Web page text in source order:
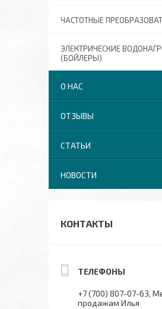
ЧАСТОТНЫЕ
ЭЛЕКТРИЧЕСКИЕ
(БОЙЛЕРЫ)
О НАС
ОТЗЫВЫ
СТАТЬИ
НОВОСТИ
КОНТАКТЫ
+7 (700) 807-07-63
продажам Илья